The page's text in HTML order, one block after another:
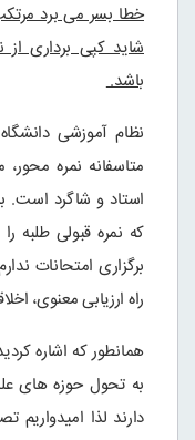
خطا بسر می برد
شاید کپی برداری از
باشد.
نظام آموزشی
متاسفانه نمره
استاد و شاگرد است.
که نمره قبولی طلبه
برگزاری امتحانات
راه ارزیابی معنوی،
همانطور که اشاره
به تحول حوزه های
دارند لذا